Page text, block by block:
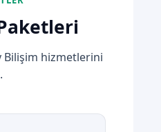
Bilişim hizmetlerini